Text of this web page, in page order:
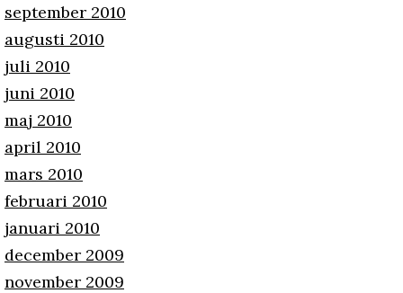
september 2010
augusti 2010
juli 2010
juni 2010
maj 2010
april 2010
mars 2010
februari 2010
januari 2010
december 2009
november 2009